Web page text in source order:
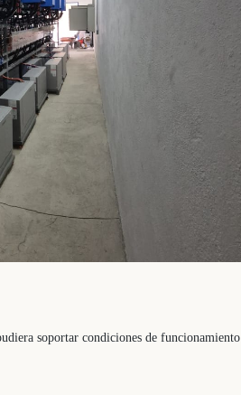
soportar condiciones de funcionamiento